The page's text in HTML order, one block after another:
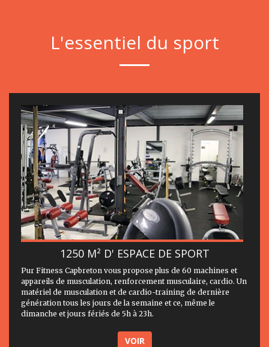
L'essentiel du sport
1250 M² D' ESPACE DE SPORT
Pur Fitness Capbreton vous propose plus de 60 machines et
appareils de musculation, renforcement musculaire, cardio. Un
matériel de musculation et de cardio-training de dernière
génération tous les jours de la semaine et ce, même le
dimanche et jours fériés de 5h à 23h.
VOIR